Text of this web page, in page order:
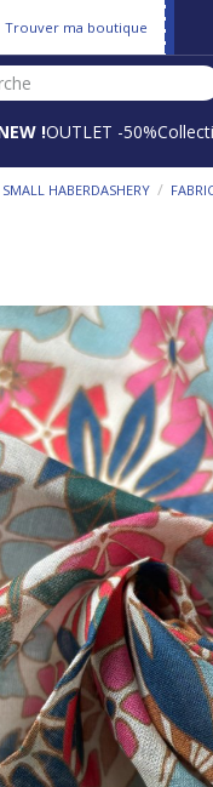
Trouver ma boutique
!OUTLET -50%
HABERDASHERY /